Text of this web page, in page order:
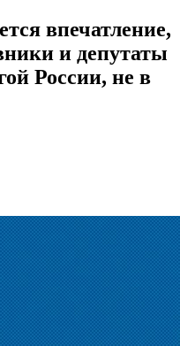
впечатление,
и депутаты
России, не в